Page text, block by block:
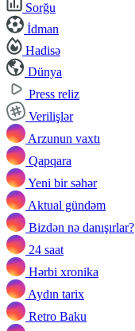
Sorğu
İdman
Hadisə
Dünya
Press reliz
Verilişlər
Arzunun vaxtı
Qapqara
Yeni bir səhər
Aktual gündəm
Bizdən nə danışırlar?
24 saat
Hərbi xronika
Aydın tarix
Retro Baku